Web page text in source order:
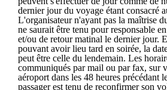
dernier jour du voyage étant consacré
L'organisateur n'ayant pas la maîtrise
ne saurait être tenu pour responsable
et/ou de retour matinal le dernier jour.
pouvant avoir lieu tard en soirée, la
peut être celle du lendemain. Les
communiqués par mail ou par fax, sur
aéroport dans les 48 heures précédant
passager est tenu de reconfirmer son